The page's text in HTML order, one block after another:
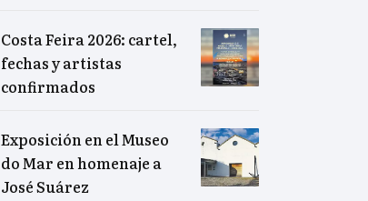
Costa Feira 2026: cartel,
fechas y artistas
confirmados
Exposición en el Museo
do Mar en homenaje a
José Suárez